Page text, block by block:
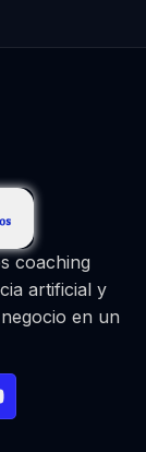
coaching
artificial y
en un